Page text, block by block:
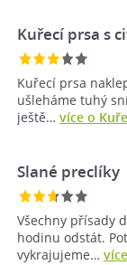
Kuřecí prsa s
Kuřecí prsa
ušleháme tuhý
ještě… více o
Slané preclíky
Všechny přísady
hodinu odstát.
vykrajujeme…